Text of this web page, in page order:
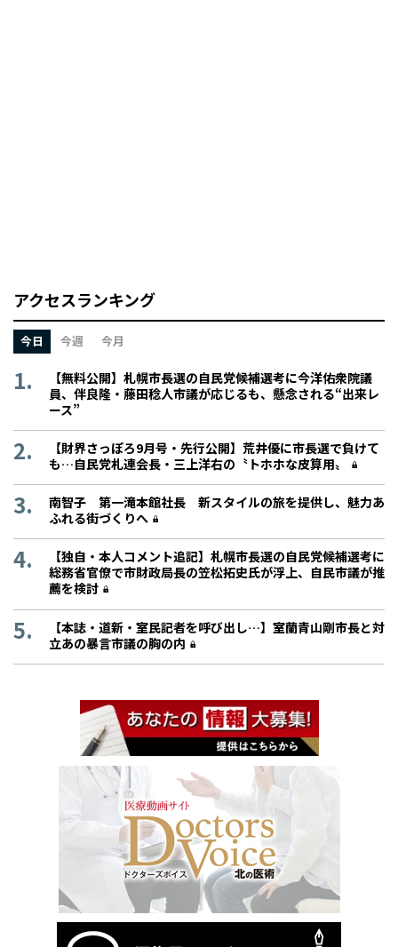
アクセスランキング
今日 今週 今月
【無料公開】札幌市長選の自民党候補選考に今洋佑衆院議
員、伴良隆・藤田稔人市議が応じるも、懸念される“出来レ
ース”
【財界さっぽろ9月号・先行公開】荒井優に市長選で負けて
も…自民党札連会長・三上洋右の〝トホホな皮算用〟
南智子 第一滝本館社長 新スタイルの旅を提供し、魅力あ
ふれる街づくりへ
【独自・本人コメント追記】札幌市長選の自民党候補選考に
総務省官僚で市財政局長の笠松拓史氏が浮上、自民市議が推
薦を検討
【本誌・道新・室民記者を呼び出し…】室蘭青山剛市長と対
立あの暴言市議の胸の内